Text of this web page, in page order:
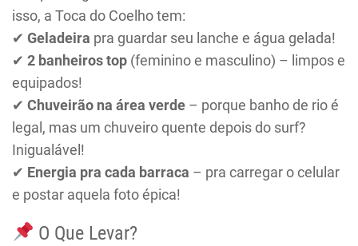
isso, a Toca do Coelho tem:
✔ Geladeira pra guardar seu lanche e água gelada!
✔ 2 banheiros top (feminino e masculino) – limpos e
equipados!
✔ Chuveirão na área verde – porque banho de rio é
legal, mas um chuveiro quente depois do surf?
Inigualável!
✔ Energia pra cada barraca – pra carregar o celular
e postar aquela foto épica!
O Que Levar?